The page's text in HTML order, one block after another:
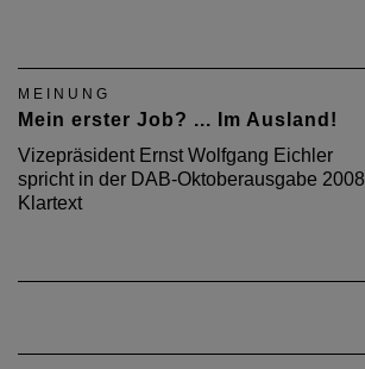
MEINUNG
Mein erster Job? ... Im Ausland!
Vizepräsident Ernst Wolfgang Eichler
spricht in der DAB-Oktoberausgabe 2008
Klartext